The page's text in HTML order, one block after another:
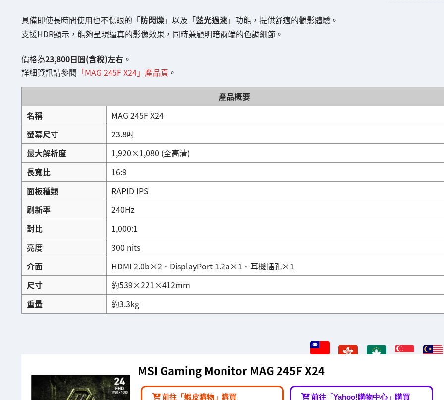
具備即使長時間使用也不傷眼的「防閃爍」以及「藍光過濾」功能，提供舒適的觀影體驗。
支援HDR顯示，能夠呈現逼真的影像效果，同時兼顧明暗兩端的色調細節。
價格為23,800日圓(含稅)左右 。
詳細資訊請參閱 「MAG 245F X24」產品頁 。
產品概要
名稱
MAG 245F X24
螢幕尺寸
23.8吋
最大解析度
1,920×1,080 (全高清)
長寬比
16:9
面板種類
RAPID IPS
刷新率
240Hz
對比
1,000:1
亮度
300 nits
介面
HDMI 2.0b×2、DisplayPort 1.2a×1、耳機插孔×1
尺寸
約539×221×412mm
重量
約3.3kg
MSI Gaming Monitor MAG 245F X24
前往「蝦皮購物」購買 前往「Yahoo!購物中心」購買